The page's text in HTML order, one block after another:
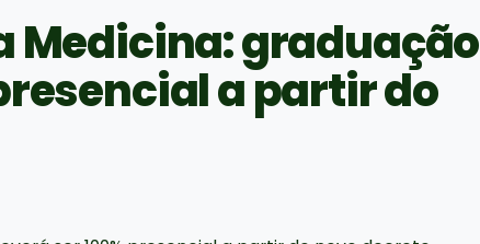
Medicina: graduação
a partir do